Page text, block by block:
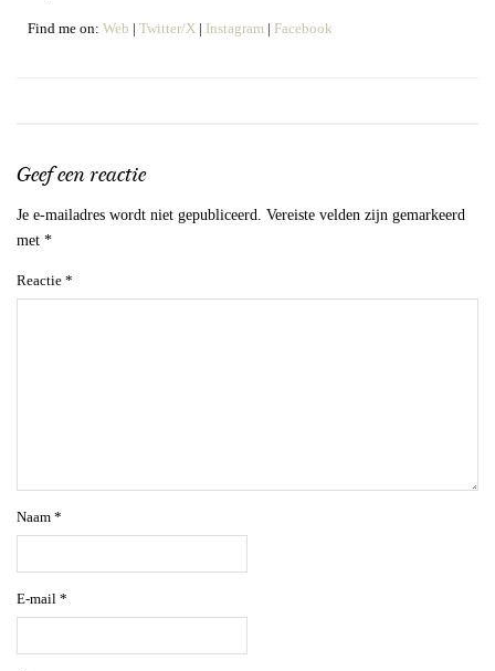
Find me on: Web | Twitter/X | Instagram | Facebook
Geef een reactie
Je e-mailadres wordt niet gepubliceerd. Vereiste velden zijn gemarkeerd
met *
Reactie *
Naam *
E-mail *